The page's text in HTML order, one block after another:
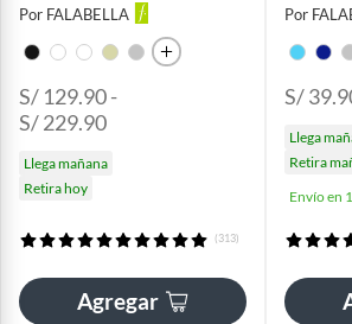
Por FALABELLA
S/ 129.90 -
S/ 229.90
Llega mañana
Retira hoy
(313)
Agregar
Por
S/
Llega
Retira
Envío en